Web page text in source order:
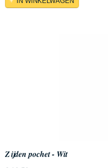
Zijden pochet - Wit